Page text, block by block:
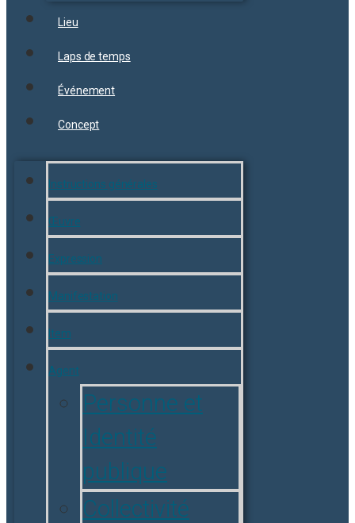
Lieu
Laps de temps
Événement
Concept
Instructions générales
Œuvre
Expression
Manifestation
Item
Agent
Personne et
Identité
publique
Collectivité